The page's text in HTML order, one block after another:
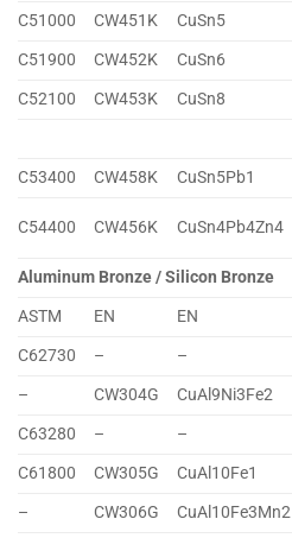
C51000
CW451K CuSn5
C51900
CW452K CuSn6
C52100
CW453K CuSn8
C53400 CW458K CuSn5Pb1
C54400 CW456K CuSn4Pb4Zn4
Aluminum Bronze / Silicon Bronze
ASTM
EN EN
C62730
– –
–
CW304G CuAl9Ni3Fe2
C63280
– –
C61800
CW305G CuAl10Fe1
–
CW306G CuAl10Fe3Mn2